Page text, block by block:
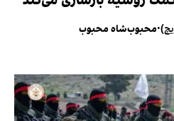
•محبوب‌شاه محبوب